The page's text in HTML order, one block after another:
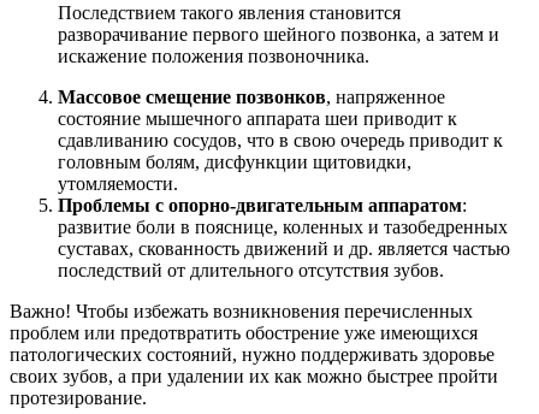
Последствием такого явления становится
разворачивание первого шейного позвонка, а затем и
искажение положения позвоночника.
Массовое смещение позвонков, напряженное
состояние мышечного аппарата шеи приводит к
сдавливанию сосудов, что в свою очередь приводит к
головным болям, дисфункции щитовидки,
утомляемости.
Проблемы с опорно-двигательным аппаратом:
развитие боли в пояснице, коленных и тазобедренных
суставах, скованность движений и др. является частью
последствий от длительного отсутствия зубов.
Важно! Чтобы избежать возникновения перечисленных
проблем или предотвратить обострение уже имеющихся
патологических состояний, нужно поддерживать здоровье
своих зубов, а при удалении их как можно быстрее пройти
протезирование.